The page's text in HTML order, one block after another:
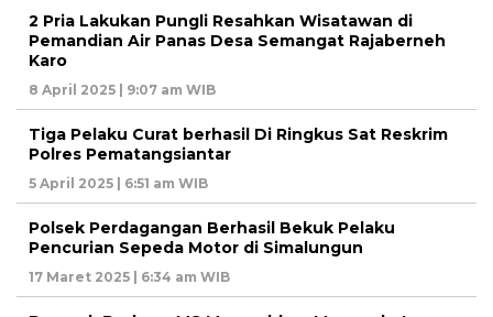
2 Pria Lakukan Pungli Resahkan Wisatawan di
Pemandian Air Panas Desa Semangat Rajaberneh
Karo
8 April 2025 | 9:07 am WIB
Tiga Pelaku Curat berhasil Di Ringkus Sat Reskrim
Polres Pematangsiantar
5 April 2025 | 6:51 am WIB
Polsek Perdagangan Berhasil Bekuk Pelaku
Pencurian Sepeda Motor di Simalungun
17 Maret 2025 | 6:34 am WIB